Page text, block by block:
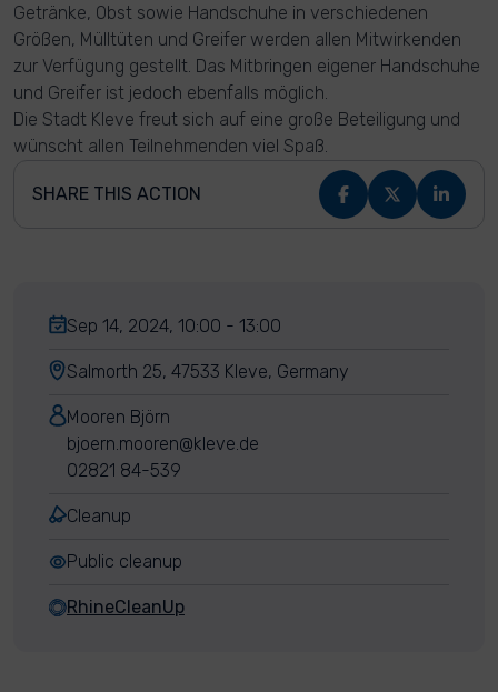
Getränke, Obst sowie Handschuhe in verschiedenen
Größen, Mülltüten und Greifer werden allen Mitwirkenden
zur Verfügung gestellt. Das Mitbringen eigener Handschuhe
und Greifer ist jedoch ebenfalls möglich.
Die Stadt Kleve freut sich auf eine große Beteiligung und
wünscht allen Teilnehmenden viel Spaß.
SHARE THIS ACTION
Sep 14, 2024, 10:00 - 13:00
Salmorth 25, 47533 Kleve, Germany
Mooren Björn
bjoern.mooren@kleve.de
02821 84-539
Cleanup
Public cleanup
RhineCleanUp